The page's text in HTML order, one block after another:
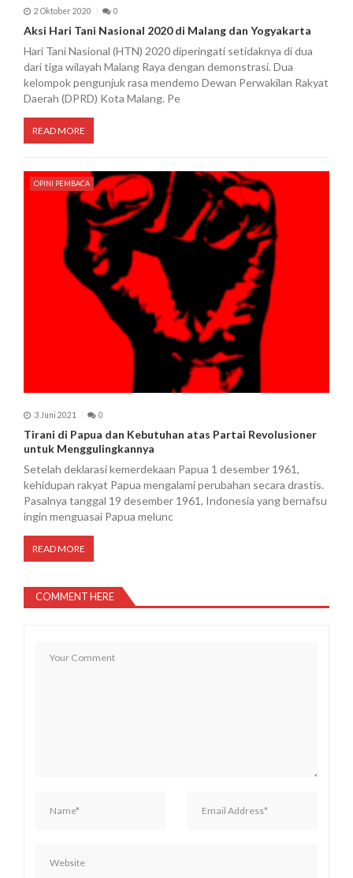
2 Oktober 2020 0
Aksi Hari Tani Nasional 2020 di Malang dan Yogyakarta
Hari Tani Nasional (HTN) 2020 diperingati setidaknya di dua
dari tiga wilayah Malang Raya dengan demonstrasi. Dua
kelompok pengunjuk rasa mendemo Dewan Perwakilan Rakyat
Daerah (DPRD) Kota Malang. Pe
READ MORE
OPINI PEMBACA
3 Juni 2021 0
Tirani di Papua dan Kebutuhan atas Partai Revolusioner
untuk Menggulingkannya
Setelah deklarasi kemerdekaan Papua 1 desember 1961,
kehidupan rakyat Papua mengalami perubahan secara drastis.
Pasalnya tanggal 19 desember 1961, Indonesia yang bernafsu
ingin menguasai Papua melunc
READ MORE
COMMENT HERE